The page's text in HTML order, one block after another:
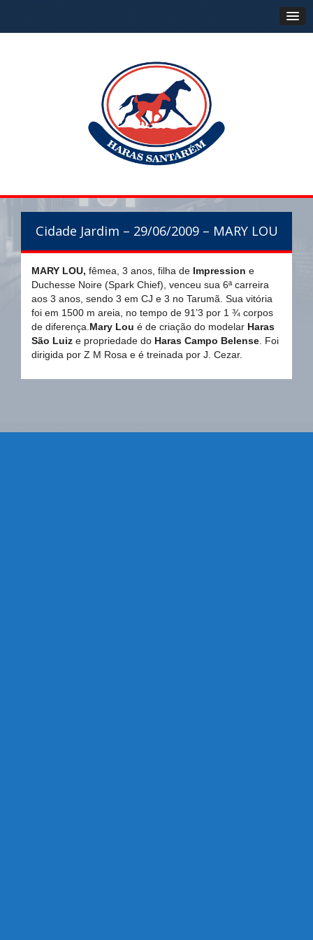
Cidade Jardim – 29/06/2009 – MARY LOU
MARY LOU, fêmea, 3 anos, filha de Impression e
Duchesse Noire (Spark Chief), venceu sua 6ª carreira
aos 3 anos, sendo 3 em CJ e 3 no Tarumã. Sua vitória
foi em 1500 m areia, no tempo de 91’3 por 1 ¾ corpos
de diferença. Mary Lou é de criação do modelar Haras
São Luiz e propriedade do Haras Campo Belense . Foi
dirigida por Z M Rosa e é treinada por J. Cezar.